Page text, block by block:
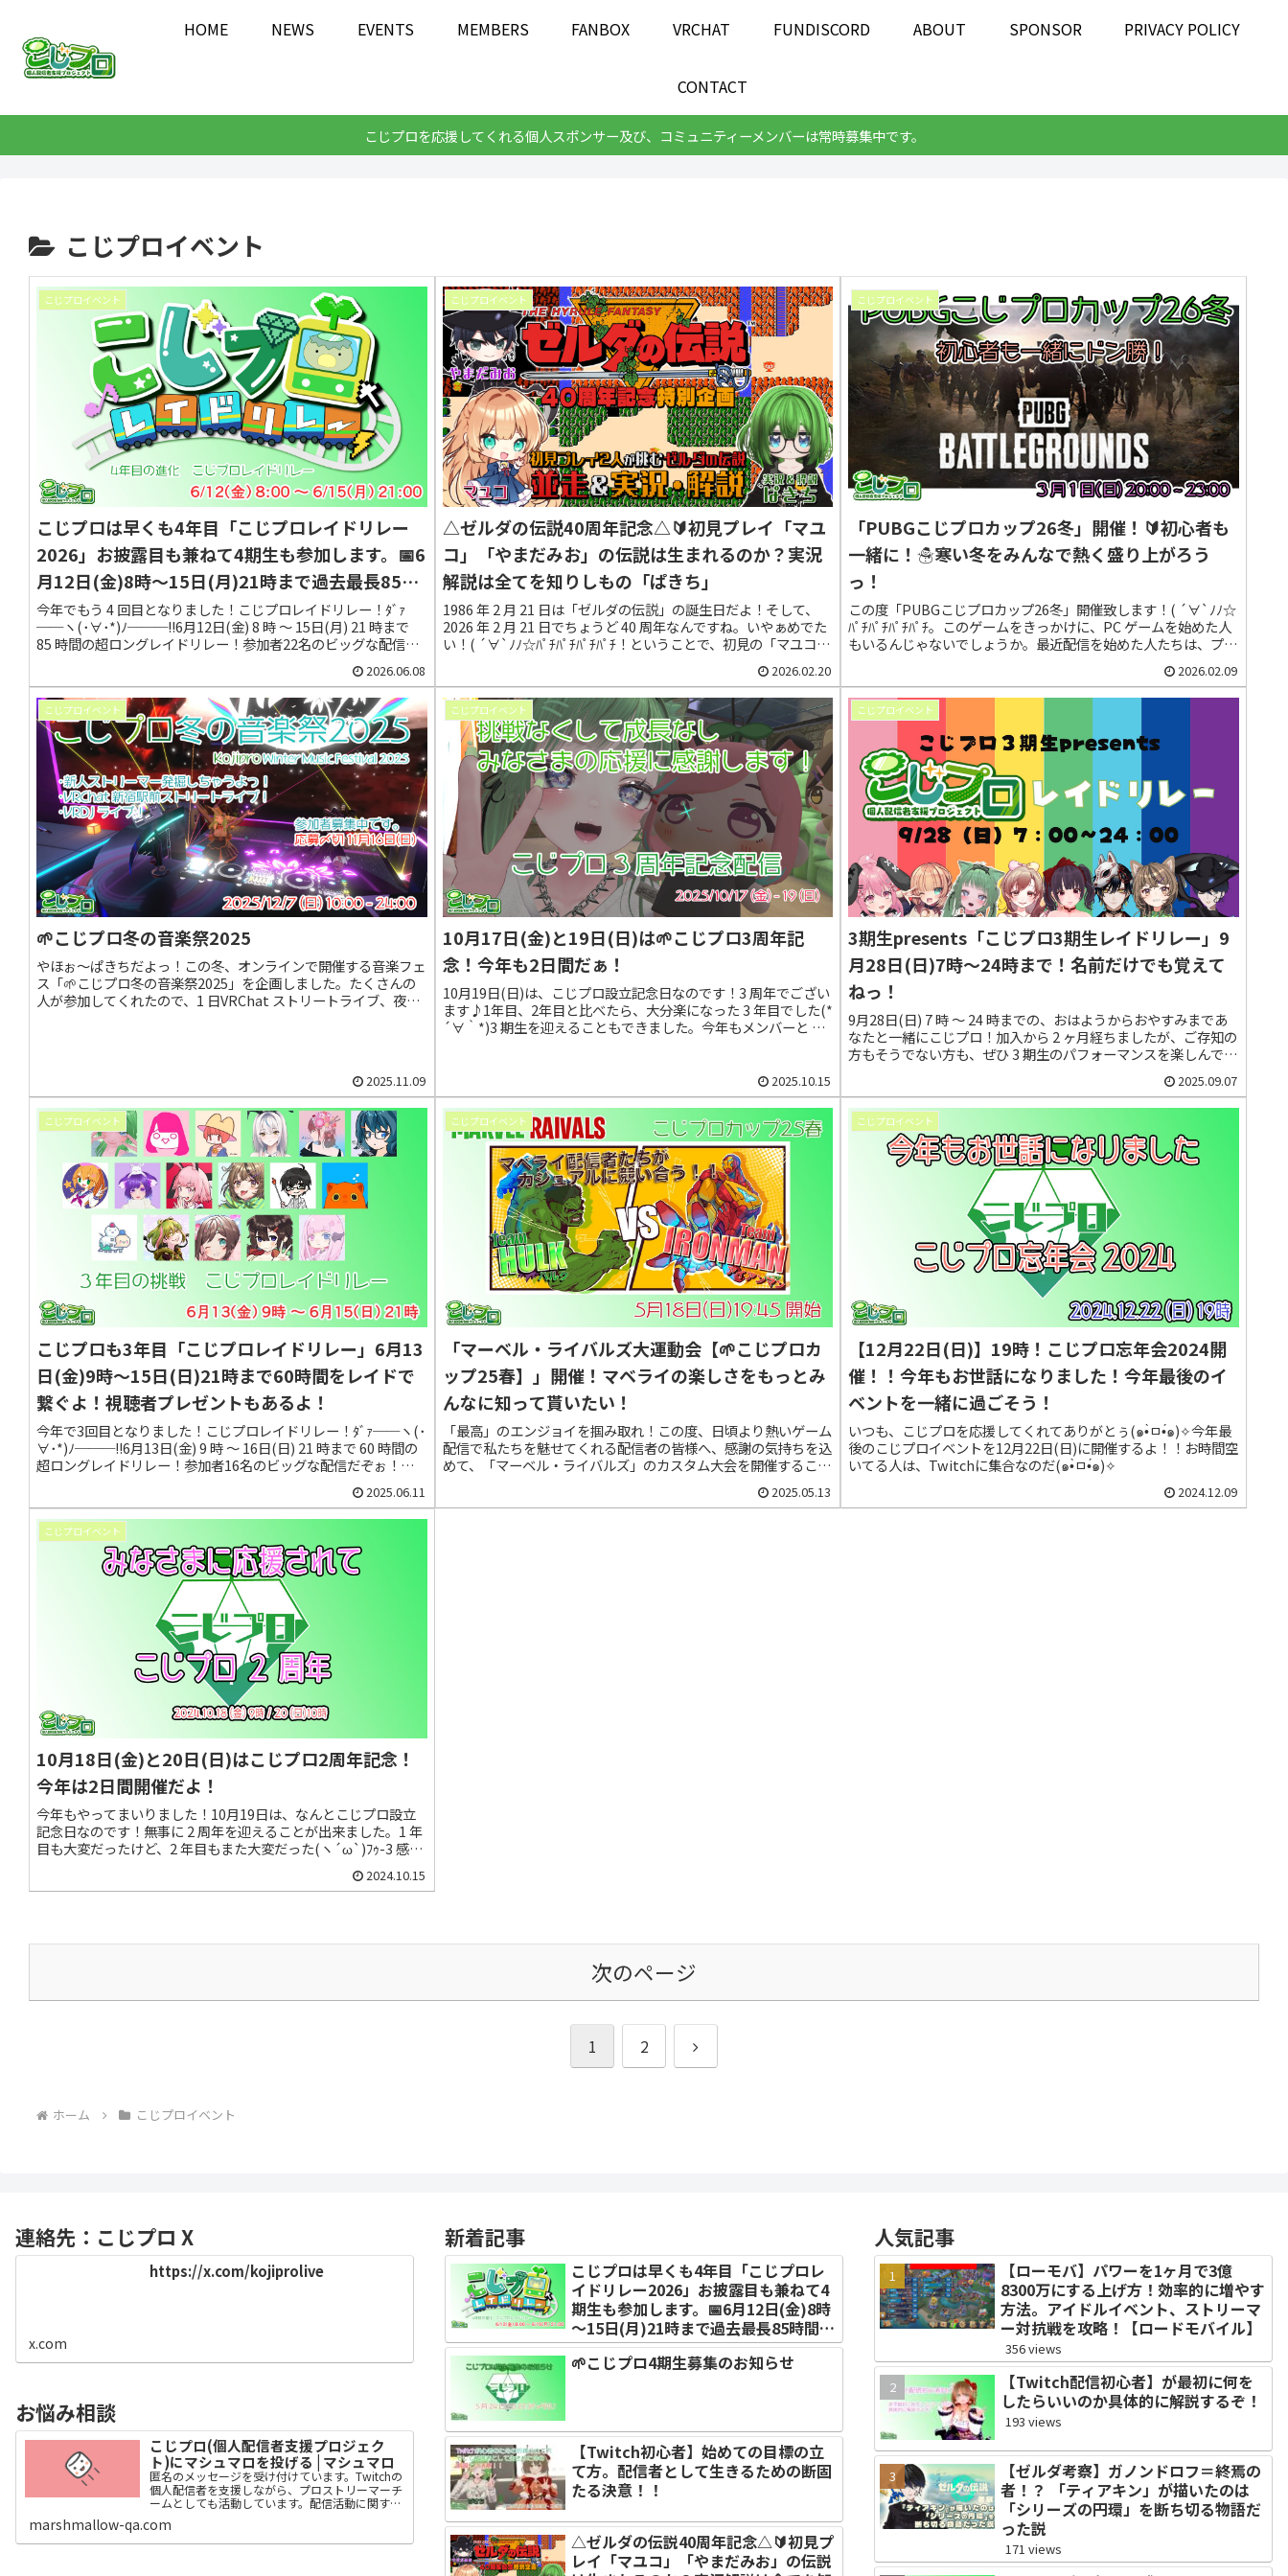
HOME NEWS EVENTS MEMBERS FANBOX VRCHAT FUNDISCORD ABOUT SPONSOR PRIVACY POLICY
CONTACT
こじプロを応援してくれる個人スポンサー及び、コミュニティーメンバーは常時募集中です。
こじプロイベント
こじプロイベント
こじプロは早くも4年目「こじプロレイドリレー
2026」お披露目も兼ねて4期生も参加します。📅6
月12日(金)8時～15日(月)21時まで過去最長85時
間をレイドで繋ぐよ！今年も視聴者プレゼントが
あります！
今年でもう 4 回目となりました！こじプロレイドリレー！ﾀﾞｧ
──ヽ(･∀･*)ﾉ───!!6月12日(金) 8 時 ～ 15日(月) 21 時まで
85 時間の超ロングレイドリレー！参加者22名のビッグな配信だ
2026.06.08
こじプロイベント
△ゼルダの伝説40周年記念△🔰初見プレイ「マユ
コ」「やまだみお」の伝説は生まれるのか？実況
解説は全てを知りしもの「ぱきち」
1986 年 2 月 21 日は「ゼルダの伝説」の誕生日だよ！そして、
2026 年 2 月 21 日でちょうど 40 周年なんですね。いやぁめでた
い！( ´∀`ﾉﾉ☆ﾊﾟﾁﾊﾟﾁﾊﾟﾁﾊﾟﾁ！ということで、初見の「マユコ」
2026.02.20
こじプロイベント
「PUBGこじプロカップ26冬」開催！🔰初心者も
一緒に！☃寒い冬をみんなで熱く盛り上がろう
っ！
この度「PUBGこじプロカップ26冬」開催致します！( ´∀`ﾉﾉ☆
ﾊﾟﾁﾊﾟﾁﾊﾟﾁﾊﾟﾁ。このゲームをきっかけに、PC ゲームを始めた人
もいるんじゃないでしょうか。最近配信を始めた人たちは、プレ
2026.02.09
こじプロイベント
🌱こじプロ冬の音楽祭2025
やほぉ～ぱきちだよっ！この冬、オンラインで開催する音楽フェ
ス「🌱こじプロ冬の音楽祭2025」を企画しました。たくさんの
人が参加してくれたので、1 日VRChat ストリートライブ、夜は
2025.11.09
こじプロイベント
10月17日(金)と19日(日)は🌱こじプロ3周年記
念！今年も2日間だぁ！
10月19日(日)は、こじプロ設立記念日なのです！3 周年でござい
ます♪1年目、2年目と比べたら、大分楽になった 3 年目でした(*
´∀｀*)3 期生を迎えることもできました。今年もメンバーと 1
2025.10.15
こじプロイベント
3期生presents「こじプロ3期生レイドリレー」9
月28日(日)7時～24時まで！名前だけでも覚えて
ねっ！
9月28日(日) 7 時 ～ 24 時までの、おはようからおやすみまであ
なたと一緒にこじプロ！加入から 2 ヶ月経ちましたが、ご存知の
方もそうでない方も、ぜひ 3 期生のパフォーマンスを楽しんでく
2025.09.07
こじプロイベント
こじプロも3年目「こじプロレイドリレー」6月13
日(金)9時～15日(日)21時まで60時間をレイドで
繋ぐよ！視聴者プレゼントもあるよ！
今年で3回目となりました！こじプロレイドリレー！ﾀﾞｧ──ヽ(･
∀･*)ﾉ───!!6月13日(金) 9 時 ～ 16日(日) 21 時まで 60 時間の
超ロングレイドリレー！参加者16名のビッグな配信だぞぉ！今
者にもプレゼントを用意しているので、ぜひ見に来て推しを応援
してね。そして、こじプロ全体を推してぇ(ﾉ´∀｀*)
2025.06.11
こじプロイベント
「マーベル・ライバルズ大運動会【🌱こじプロカ
ップ25春】」開催！マベライの楽しさをもっとみ
んなに知って貰いたい！
「最高」のエンジョイを掴み取れ！この度、日頃より熱いゲーム
配信で私たちを魅せてくれる配信者の皆様へ、感謝の気持ちを込
めて、「マーベル・ライバルズ」のカスタム大会を開催すること
も大歓迎のチーム戦です！普段なかなか見られない配信者同士の
2025.05.13
こじプロイベント
【12月22日(日)】19時！こじプロ忘年会2024開
催！！今年もお世話になりました！今年最後のイ
ベントを一緒に過ごそう！
いつも、こじプロを応援してくれてありがとぅ(๑•̀ㅁ•́๑)✧今年最
後のこじプロイベントを12月22日(日)に開催するよ！！お時間空
いてる人は、Twitchに集合なのだ(๑•̀ㅁ•́๑)✧
2024.12.09
こじプロイベント
10月18日(金)と20日(日)はこじプロ2周年記念！
今年は2日間開催だよ！
今年もやってまいりました！10月19日は、なんとこじプロ設立
記念日なのです！無事に 2 周年を迎えることが出来ました。1 年
目も大変だったけど、2 年目もまた大変だった(ヽ´ω`)ﾌｩ-3 感慨
深いです。ﾔｯﾀ──ヽ(〃∀〃)ﾉ──!!おめでとうございまーッ
ス！( ´∀`ﾉﾉ☆ﾊﾟﾁﾊﾟﾁﾊﾟﾁﾊﾟﾁ。今年は、出来るだけ多くの人に参
2024.10.15
次のページ
1 2
次
ホーム こじプロイベント
連絡先：こじプロ X
https://x.com/kojiprolive
x.com
お悩み相談
こじプロ(個人配信者支援プロジェク
ト)にマシュマロを投げる | マシュマロ
匿名のメッセージを受け付けています。Twitchの
個人配信者を支援しながら、プロストリーマーチ
ームとしても活動しています。配信活動に関する
曜日の8:30からぱきちの配信でアドバイスをして
います。本...
marshmallow-qa.com
新着記事
こじプロは早くも4年目「こじプロレ
イドリレー2026」お披露目も兼ねて4
期生も参加します。📅6月12日(金)8時
～15日(月)21時まで過去最長85時間を
レイドで繋ぐよ！今年も視聴者プレゼ
ントがあります！
🌱こじプロ4期生募集のお知らせ
【Twitch初心者】始めての目標の立
て方。配信者として生きるための断固
たる決意！！
△ゼルダの伝説40周年記念△🔰初見プ
レイ「マユコ」「やまだみお」の伝説
人気記事
【ローモバ】パワーを1ヶ月で3億
8300万にする上げ方！効率的に増やす
方法。アイドルイベント、ストリーマ
ー対抗戦を攻略！【ロードモバイル】
356 views
【Twitch配信初心者】が最初に何を
したらいいのか具体的に解説するぞ！
193 views
【ゼルダ考察】ガノンドロフ＝終焉の
者！？ 「ティアキン」が描いたのは
「シリーズの円環」を断ち切る物語だ
った説
171 views